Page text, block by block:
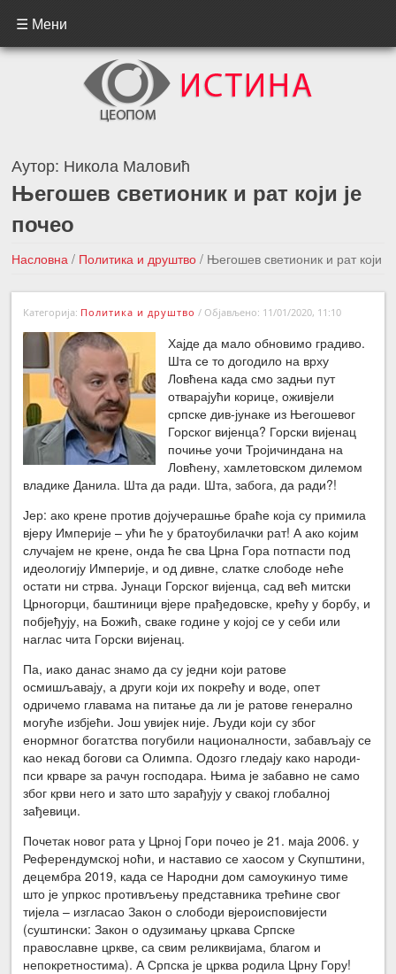
☰ Мени
Аутор: Никола Маловић
Његошев светионик и рат који је
почео
Насловна / Политика и друштво / Његошев светионик и рат који
је почео
←Претходна вест
Следећа вест →
Категорија: Политика и друштво / Објављено: 11/01/2020, 11:10
Хајде да мало обновимо градиво.
Шта се то догодило на врху
Ловћена када смо задњи пут
отварајући корице, оживјели
српске див-јунаке из Његошевог
Горског вијенца? Горски вијенац
почиње уочи Тројичиндана на
Ловћену, хамлетовском дилемом
владике Данила. Шта да ради. Шта, забога, да ради?!
Јер: ако крене против дојучерашње браће која су примила
вјеру Империје – ући ће у братоубилачки рат! А ако којим
случајем не крене, онда ће сва Црна Гора потпасти под
идеологију Империје, и од дивне, слатке слободе неће
остати ни стрва. Јунаци Горског вијенца, сад већ митски
Црногорци, баштиници вјере прађедовске, крећу у борбу, и
побјеђују, на Божић, сваке године у којој се у себи или
наглас чита Горски вијенац.
Па, иако данас знамо да су једни који ратове
осмишљавају, а други који их покрећу и воде, опет
одричемо главама на питање да ли је ратове генерално
могуће избјећи. Још увијек није. Људи који су због
енормног богатства погубили националности, забављају се
као некад богови са Олимпа. Одозго гледају како народи-
пси крваре за рачун господара. Њима је забавно не само
због крви него и зато што зарађују у свакој глобалној
зађевици.
Почетак новог рата у Црној Гори почео је 21. маја 2006. у
Референдумској ноћи, и наставио се хаосом у Скупштини,
децембра 2019, када се Народни дом самоукинуо тиме
што је упркос противљењу представника трећине свог
тијела – изгласао Закон о слободи вјероисповијести
(суштински: Закон о одузимању цркава Српске
православне цркве, са свим реликвијама, благом и
непокретностима). А Српска је црква родила Црну Гору!